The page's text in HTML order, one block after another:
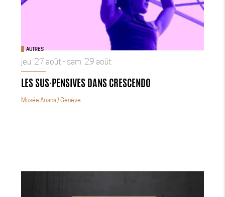
AUTRES
jeu. 27 août - sam. 29 août
LES SUS·PENSIVES DANS CRESCENDO
Musée Ariana/ Genève